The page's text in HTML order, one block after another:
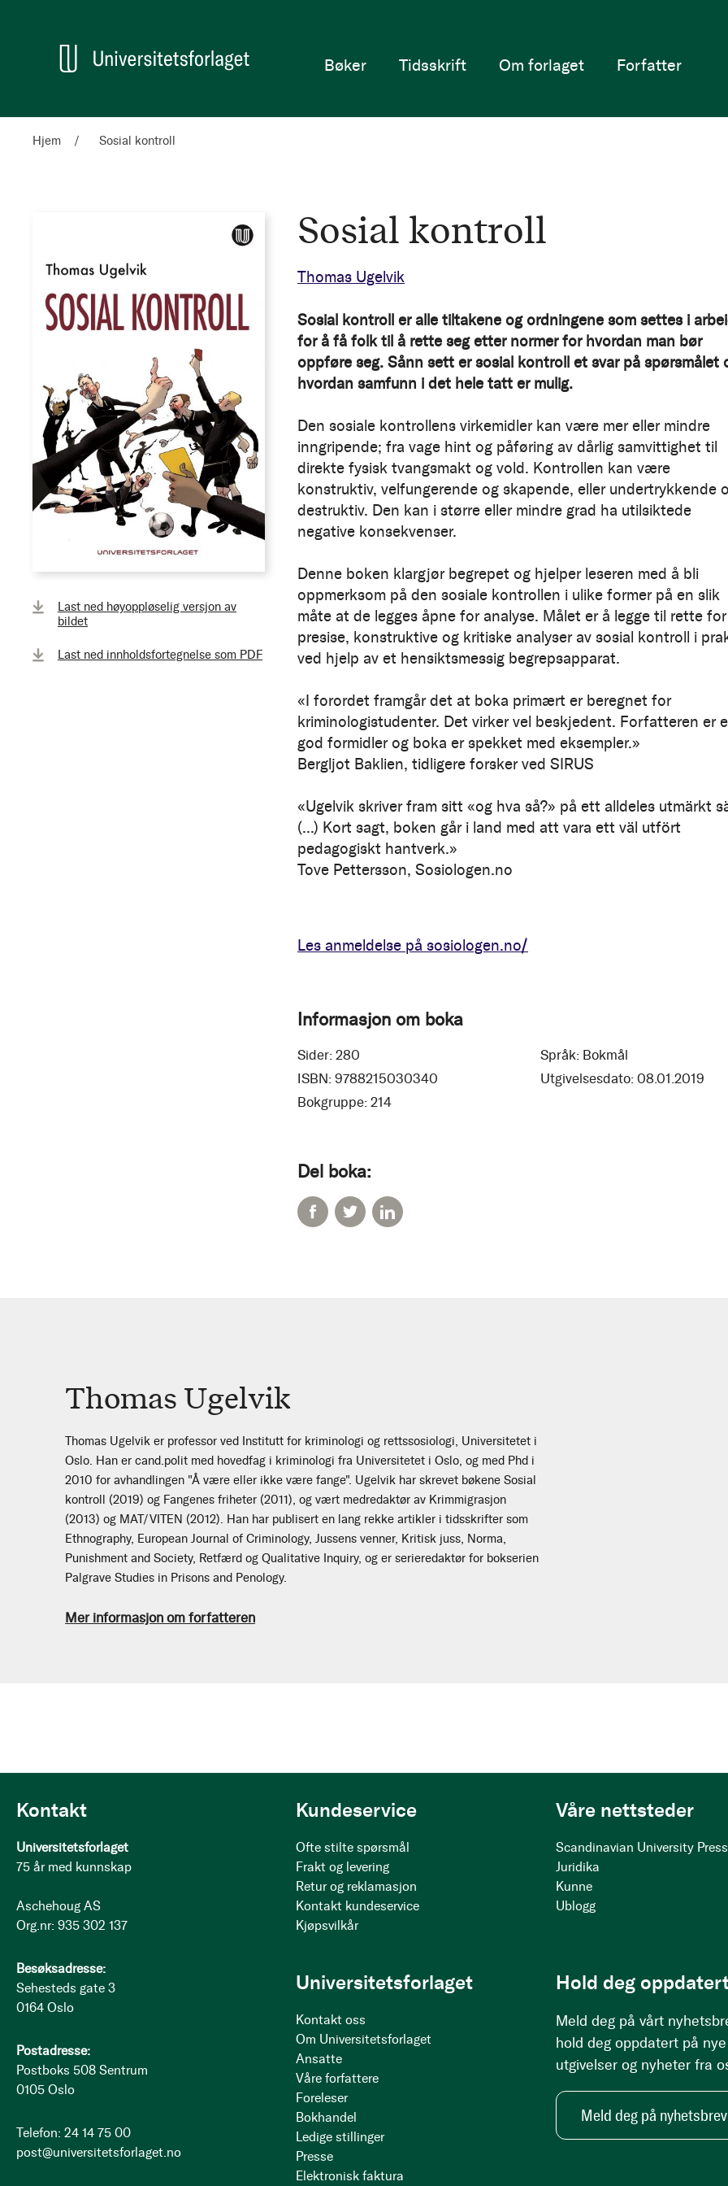
Hjem
Bøker Tidsskrift Om forlaget Forfatter
Hjem Sosial kontroll
Last ned høyoppløselig versjon av
bildet
Last ned innholdsfortegnelse som PDF
Sosial kontroll
Thomas Ugelvik
Les anmeldelse på sosiologen.no/
Sosial kontroll er alle tiltakene og ordningene som settes i
for å få folk til å rette seg etter normer for hvordan man bør
oppføre seg. Sånn sett er sosial kontroll et svar på spørsmålet
hvordan samfunn i det hele tatt er mulig.
Den sosiale kontrollens virkemidler kan være mer eller mindre
inngripende; fra vage hint og påføring av dårlig samvittighet til
direkte fysisk tvangsmakt og vold. Kontrollen kan være
konstruktiv, velfungerende og skapende, eller undertrykkende
destruktiv. Den kan i større eller mindre grad ha utilsiktede
negative konsekvenser.
Denne boken klargjør begrepet og hjelper leseren med å bli
oppmerksom på den sosiale kontrollen i ulike former på en slik
måte at de legges åpne for analyse. Målet er å legge til rette for
presise, konstruktive og kritiske analyser av sosial kontroll i
ved hjelp av et hensiktsmessig begrepsapparat.
«I forordet framgår det at boka primært er beregnet for
kriminologistudenter. Det virker vel beskjedent. Forfatteren er
god formidler og boka er spekket med eksempler.»
Bergljot Baklien, tidligere forsker ved SIRUS
«Ugelvik skriver fram sitt «og hva så?» på ett alldeles utmärkt
(...) Kort sagt, boken går i land med att vara ett väl utfört
pedagogiskt hantverk.»
Tove Pettersson, Sosiologen.no
Informasjon om boka
Sider: 280 Språk: Bokmål
ISBN: 9788215030340 Utgivelsesdato: 08.01.2019
Bokgruppe: 214
Del boka:
Thomas Ugelvik
Thomas Ugelvik er professor ved Institutt for kriminologi og rettssosiologi, Universitetet i
Oslo. Han er cand.polit med hovedfag i kriminologi fra Universitetet i Oslo, og med Phd i
2010 for avhandlingen "Å være eller ikke være fange". Ugelvik har skrevet bøkene Sosial
kontroll (2019) og Fangenes friheter (2011), og vært medredaktør av Krimmigrasjon
(2013) og MAT/VITEN (2012). Han har publisert en lang rekke artikler i tidsskrifter som
Ethnography, European Journal of Criminology, Jussens venner, Kritisk juss, Norma,
Punishment and Society, Retfærd og Qualitative Inquiry, og er serieredaktør for bokserien
Palgrave Studies in Prisons and Penology.
Mer informasjon om forfatteren
Kontakt
Universitetsforlaget
75 år med kunnskap
Aschehoug AS
Org.nr: 935 302 137
Besøksadresse:
Sehesteds gate 3
0164 Oslo
Postadresse:
Postboks 508 Sentrum
0105 Oslo
Telefon: 24 14 75 00
post@universitetsforlaget.no
Kundeservice
Ofte stilte spørsmål
Frakt og levering
Retur og reklamasjon
Kontakt kundeservice
Kjøpsvilkår
Våre nettsteder
Scandinavian University Press
Juridika
Kunne
Ublogg
Universitetsforlaget
Kontakt oss
Om Universitetsforlaget
Ansatte
Våre forfattere
Foreleser
Bokhandel
Ledige stillinger
Presse
Elektronisk faktura
Hold deg
Meld deg på vårt
hold deg oppdatert på nye
utgivelser og nyheter fra
Meld deg på nyhetsbrev